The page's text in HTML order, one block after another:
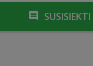
SUSISIEKTI